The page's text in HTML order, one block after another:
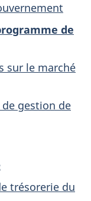
de
sur le marché
gestion de
trésorerie du